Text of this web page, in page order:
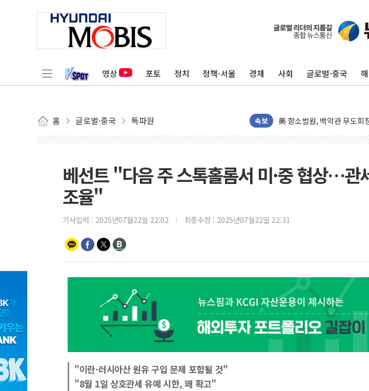
영상 포토 정치 정책·서울 경제 사회 글로벌·중국
홈 글로벌·중국 특파원 속보
트럼프, 쿡 연준 이사 해임
유럽증시, 美 고용 예상 밖
[종합] 이슬람 수니파 3국, '
이란 핵심 원유 수출항 '하
美 고용 쇼크에 엔화 장중
뉴욕증시 프리뷰, 美 고용
[종합] 美 7월 고용 2만3000
트럼프 "금리 내려야"…파
특정 정치인 측근 포항시 정
李 "해남 태양광, 대한민국
李 대통령, '6시간 마라톤
트럼프, 中 겨냥 폴리실리콘
[사진] 빈살만과 에르도안의
베선트 "다음 주 스톡홀롬서 미·중 협상…관
조율"
기사입력 : 2025년07월22일 22:02 최종수정 : 2025년07월22일 22:31
"이란·러시아산 원유 구입 문제 포함될 것"
"8월 1일 상호관세 유예 시한, 꽤 확고"